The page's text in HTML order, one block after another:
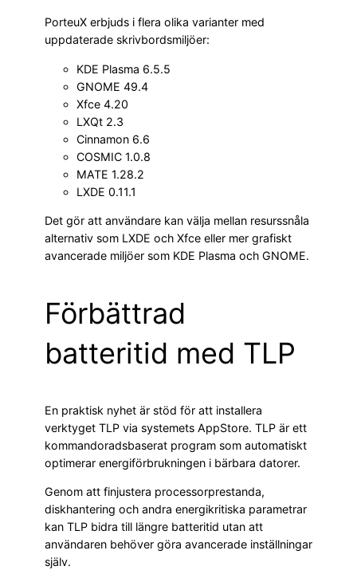
PorteuX erbjuds i flera olika varianter med
uppdaterade skrivbordsmiljöer:
KDE Plasma 6.5.5
GNOME 49.4
Xfce 4.20
LXQt 2.3
Cinnamon 6.6
COSMIC 1.0.8
MATE 1.28.2
LXDE 0.11.1
Det gör att användare kan välja mellan resurssnåla
alternativ som LXDE och Xfce eller mer grafiskt
avancerade miljöer som KDE Plasma och GNOME.
Förbättrad
batteritid med TLP
En praktisk nyhet är stöd för att installera
verktyget TLP via systemets AppStore. TLP är ett
kommandoradsbaserat program som automatiskt
optimerar energiförbrukningen i bärbara datorer.
Genom att finjustera processorprestanda,
diskhantering och andra energikritiska parametrar
kan TLP bidra till längre batteritid utan att
användaren behöver göra avancerade inställningar
själv.